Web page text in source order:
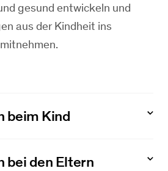
gesund entwickeln und
aus der Kindheit ins
beim Kind
bei den Eltern